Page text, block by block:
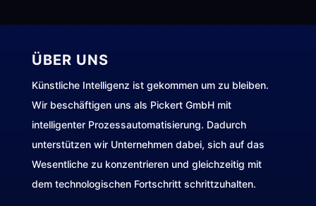
ÜBER UNS
Künstliche Intelligenz ist gekommen um zu bleiben.
Wir beschäftigen uns als Pickert GmbH mit
intelligenter Prozessautomatisierung. Dadurch
unterstützen wir Unternehmen dabei, sich auf das
Wesentliche zu konzentrieren und gleichzeitig mit
dem technologischen Fortschritt schrittzuhalten.